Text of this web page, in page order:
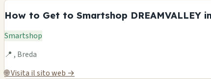
How to Get to Smartshop DREAMVALLEY
Smartshop
📍 , Breda
🌐 Visita il sito web →